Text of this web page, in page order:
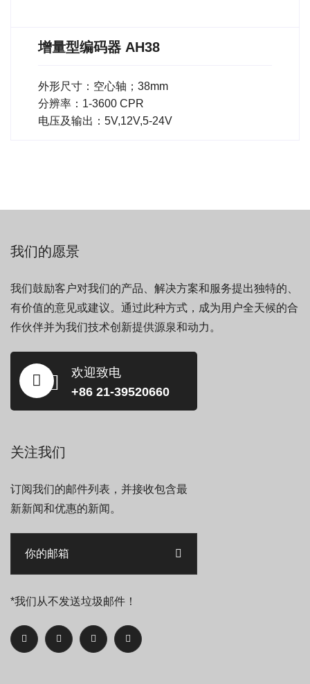
增量型编码器 AH38
外形尺寸：空心轴；38mm
分辨率：1-3600 CPR
电压及输出：5V,12V,5-24V
我们的愿景
我们鼓励客户对我们的产品、解决方案和服务提出独特的、
有价值的意见或建议。通过此种方式，成为用户全天候的合
作伙伴并为我们技术创新提供源泉和动力。
欢迎致电
+86 21-39520660
关注我们
订阅我们的邮件列表，并接收包含最
新新闻和优惠的新闻。
*我们从不发送垃圾邮件！